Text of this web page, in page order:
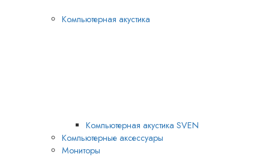
Компьютерная акустика
Компьютерная акустика SVEN
Компьютерные аксессуары
Мониторы